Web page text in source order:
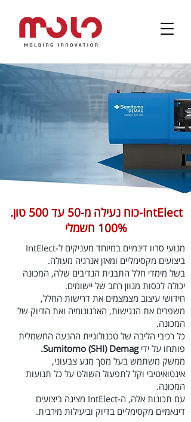
מכונות חשמליות דגםIntElect
קומפקטי, דינמי, מדויק, חסכוני ויעיל
IntElect-כוח נעילה מ-50 עד 500 טון.
100% חשמלי
מנועי סרוו דינמיים במיוחד מעניקים ל-IntElect
ביצועים מקסימליים ומאזן אנרגיה מעולה.
בשל מימדי חלל התבנית הנדיבים שלה, המכונה
יכולה לכסות מגוון רחב של יישומים.
חידושי עיצוב מצמצמים את דרישות החלל,
משפרים את הנגישות, הארגונומיה ואת הדיוק של
המכונה.
כל רכיבי הליבה של טכנולוגיית ההנעה החשמלית
פותחו על ידיSumitomo (SHI) Demag.
ממשק משתמש בעל מסך מגע צבעוני,
אינטואיטיבי וקל לתפעול השולט על כל תנועות
המכונה.
עם תכונות אלה, ה-IntElect מציגה ביצועים
דינאמיים מקסימליים בדיוק וביעילות מירבית.